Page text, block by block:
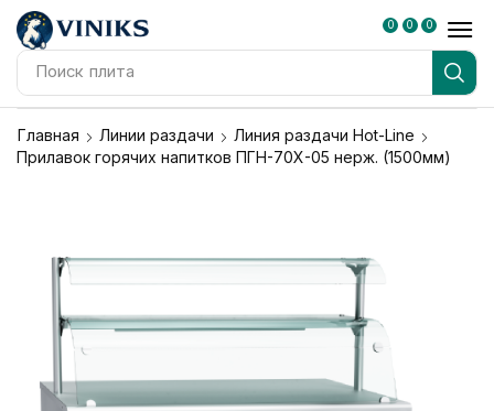
Поиск плита
0 0 0
Главная Линии раздачи
Линия раздачи Hot-Line
Прилавок горячих напитков ПГН-70Х-05 нерж. (1500мм)